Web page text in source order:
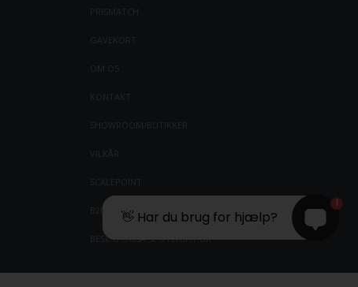
B2BLOGIN
BESØG OGSÅ SPOTLIGHT.DK
👋 Har du brug for hjælp?
1